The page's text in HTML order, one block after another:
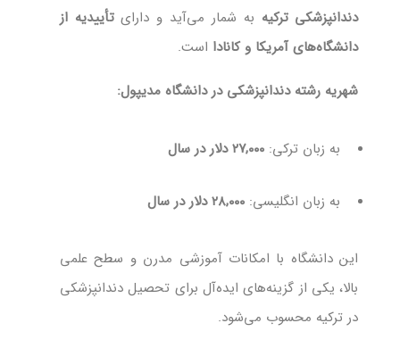
دندانپزشکی ترکیه به شمار می‌آید و دارایتأییدیه از
دانشگاه‌های آمریکا و کانادا است.
شهریه رشته دندانپزشکی در دانشگاه مدیپول:
به زبان ترکی: ۲۷,۰۰۰ دلار در سال
به زبان انگلیسی: ۲۸,۰۰۰ دلار در سال
این دانشگاه با امکانات آموزشی مدرن و سطح علمی
بالا، یکی از گزینه‌های ایده‌آل برای تحصیل دندانپزشکی
در ترکیه محسوب می‌شود.